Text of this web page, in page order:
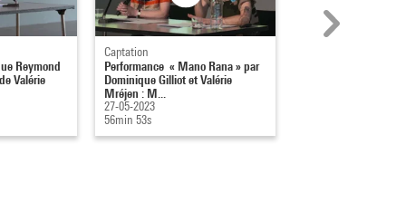
Reymond
Valérie
Captation
Performance « Mano Rana » par
Dominique Gilliot et Valérie
Mréjen : M...
27-05-2023
56min 53s